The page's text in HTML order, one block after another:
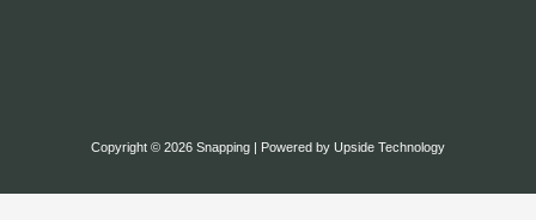
Copyright © 2026 Snapping | Powered by Upside Technology